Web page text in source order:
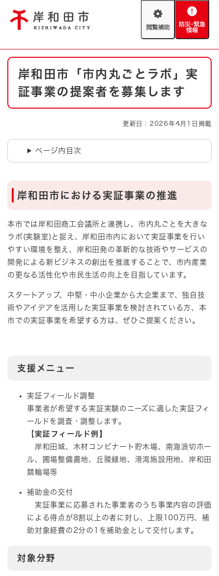
閲
助
防
緊
報
やさしい日本語
防災・緊急情報 救急・消防
ハザードマップ AED設置箇所
本
岸和田市「市内丸ごとラボ」実
証事業の提案者を募集します
更新日：2026年4月1日掲載
ページ内目次
岸和田市における実証事業の推進
本市では岸和田商工会議所と連携し、市内丸ごとを大きな
ラボ(実験室)と捉え、岸和田市内において実証事業を行い
やすい環境を整え、岸和田発の革新的な技術やサービスの
開発による新ビジネスの創出を推進することで、市内産業
の更なる活性化や市民生活の向上を目指しています。
スタートアップ、中堅・中小企業から大企業まで、独自技
術やアイデアを活用した実証事業を検討されている方、本
市での実証事業を希望する方は、ぜひご提案ください。
支援メニュー
実証フィールド調整
事業者が希望する実証実験のニーズに適した実証フィ
ールドを調査・調整します。
【 実証フィールド例】
岸和田城、木材コンビナート貯木場、南海浪切ホー
ル、圃場整備農地、丘陵緑地、港湾施設用地、岸和田
競輪場等
補助金の交付
実証事業に応募された事業者のうち事業内容の評価
による得点が8割以上の者に対し、上限100万円、補
助対象経費の2分の1を補助金として交付します。
対象分野